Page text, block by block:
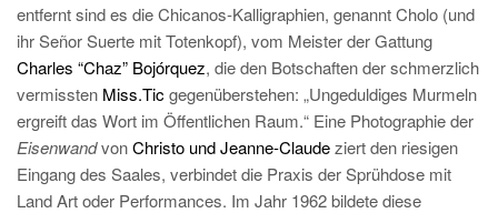
entfernt sind es die Chicanos-Kalligraphien, genannt Cholo (und
ihr Señor Suerte mit Totenkopf), vom Meister der Gattung
Charles “Chaz” Bojórquez, die den Botschaften der schmerzlich
vermissten Miss.Tic gegenüberstehen: „Ungeduldiges Murmeln
ergreift das Wort im Öffentlichen Raum.“ Eine Photographie der
EisenwandvonChristo und Jeanne-Claudeziert den riesigen
Eingang des Saales, verbindet die Praxis der Sprühdose mit
Land Art oder Performances. Im Jahr 1962 bildete diese